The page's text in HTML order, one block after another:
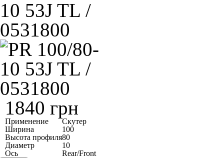
1840 грн
Применение
Скутер
Ширина
100
Высота профиля80
Диаметр
10
Ось
Rear/Front